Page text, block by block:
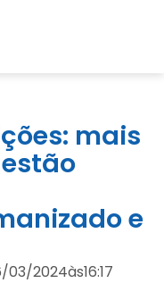
mais
e
03/2024às16:17